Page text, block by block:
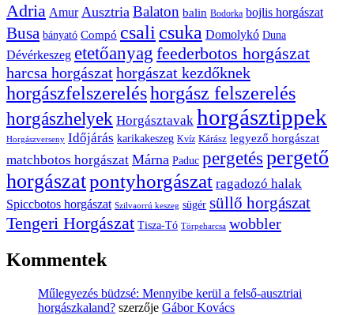
Adria Amur Ausztria Balaton balin Bodorka bojlis horgászat
Busa bányató Compó csali csuka Domolykó Duna
Dévérkeszeg etetőanyag feederbotos horgászat
harcsa horgászathorgászat kezdőknek
horgászfelszereléshorgász felszerelés
horgászhelyek Horgásztavak horgásztippek
Horgászverseny Időjárás karikakeszeg Kvíz Kárász legyező horgászat
matchbotos horgászat Márna Paduc pergetéspergető
horgászatpontyhorgászat ragadozó halak
Spiccbotos horgászat Szilvaorrú keszeg sügér süllő horgászat
Tengeri Horgászat Tisza-Tó Törpeharcsa wobbler
Kommentek
Műlegyezés büdzsé: Mennyibe kerül a felső-ausztriai
horgászkaland? szerzője Gábor Kovács